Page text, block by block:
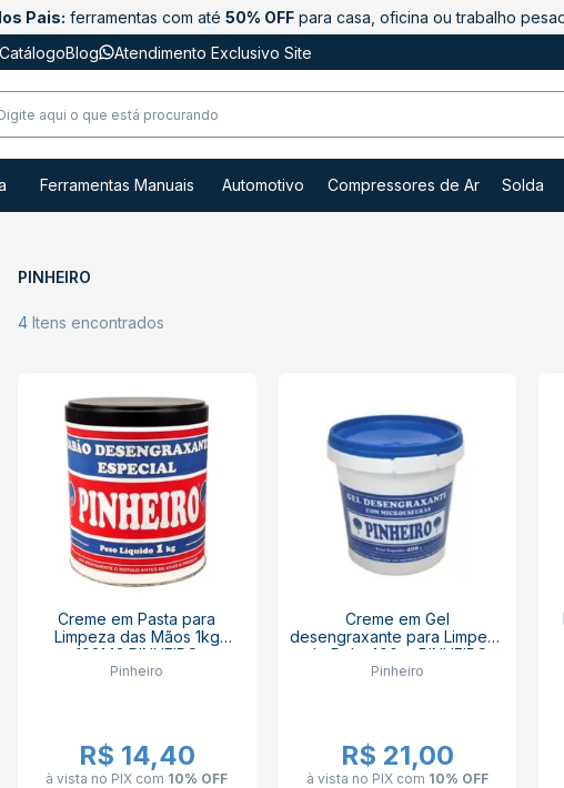
Pais: ferramentas com até 50% OFF para casa, oficina ou trabalho
CatálogoBlog Atendimento Exclusivo Site
Ferramentas Manuais Automotivo Compressores de Ar Solda
PINHEIRO
4 Itens encontrados
Creme em Pasta para
Limpeza das Mãos 1kg
193143 PINHEIRO
Pinheiro
R$ 14,40
à vista no PIX com 10% OFF
Creme em Gel
desengraxante para Limpeza
de Pele 400gr PINHEIRO
Pinheiro
R$ 21,00
à vista no PIX com 10% OFF